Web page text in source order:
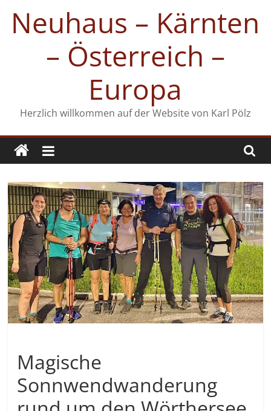
Inhalt
springen
Neuhaus – Kärnten
– Österreich –
Europa
Herzlich willkommen auf der Website von Karl Pölz
Magische
Sonnwendwanderung